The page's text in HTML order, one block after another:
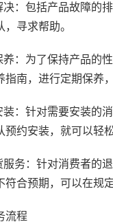
包括产品故障的排
寻求帮助。
为了保持产品的性
指南，进行定期保养
针对需要安装的消
预约安装，就可以轻
：针对消费者的退
符合预期，可以在规
程